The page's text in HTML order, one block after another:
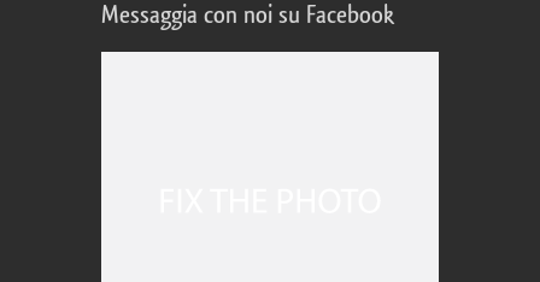
Messaggia con noi su Facebook